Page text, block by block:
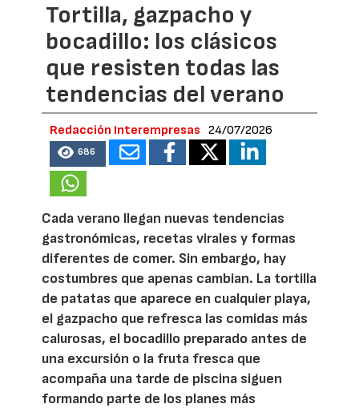
Tortilla, gazpacho y
bocadillo: los clásicos
que resisten todas las
tendencias del verano
Redacción Interempresas 24/07/2026
686
Cada verano llegan nuevas tendencias
gastronómicas, recetas virales y formas
diferentes de comer. Sin embargo, hay
costumbres que apenas cambian. La tortilla
de patatas que aparece en cualquier playa,
el gazpacho que refresca las comidas más
calurosas, el bocadillo preparado antes de
una excursión o la fruta fresca que
acompaña una tarde de piscina siguen
formando parte de los planes más